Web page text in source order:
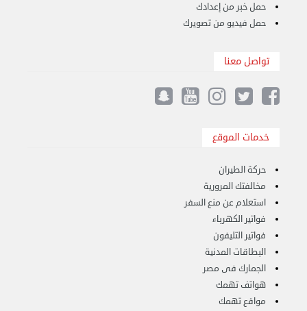
هاف لوري قط أغراض واثاث للمحرقة 65007374 في ...
الأحد 24 سبتمبر 2023 11:10 ص
حمل خبر من إعدادك
حمل فيديو من تصويرك
تواصل معنا
خدمات الموقع
حركة الطيران
مخالفتك المرورية
استعلام عن منع السفر
فواتير الكهرباء
فواتير التليفون
البطاقات المدنية
الجمارك فى مصر
هواتف تهمك
مواقع تهمك